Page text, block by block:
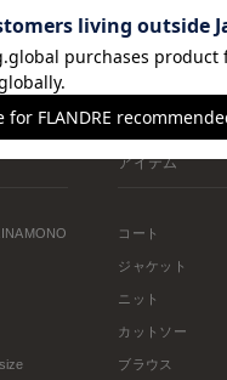
アイテム
コート
ジャケット
ニット
カットソー
ブラウス